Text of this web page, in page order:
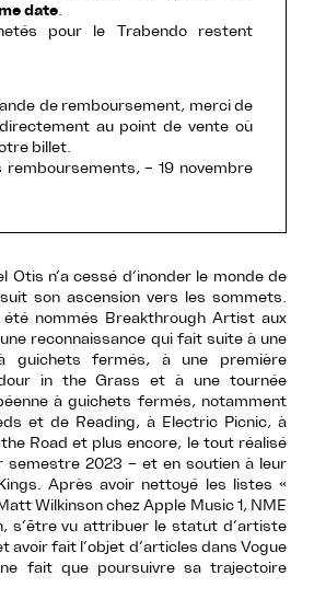
date.
pour le Trabendo restent
de remboursement, merci de
au point de vente où
billet.
remboursements, – 19 novembre
Otis n’a cessé d’inonder le monde de
son ascension vers les sommets.
nommés Breakthrough Artist aux
reconnaissance qui fait suite à une
guichets fermés, à une première
in the Grass et à une tournée
à guichets fermés, notamment
et de Reading, à Electric Picnic, à
Road et plus encore, le tout réalisé
semestre 2023 – et en soutien à leur
Après avoir nettoyé les listes «
Wilkinson chez Apple Music 1, NME
s’être vu attribuer le statut d’artiste
avoir fait l’objet d’articles dans Vogue
fait que poursuivre sa trajectoire